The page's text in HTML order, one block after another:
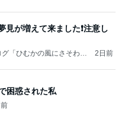
が増えて来ました❗️注意し
「ひむかの風にさそわれ
2日前
困惑された私